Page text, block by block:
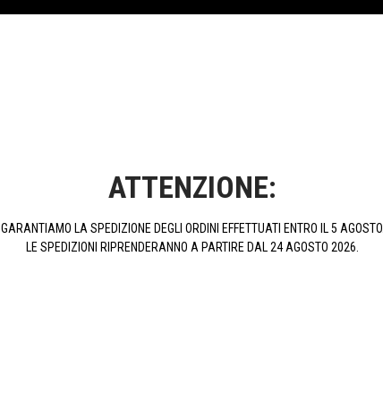
Guanti Benelli Con Palmo In
39,00 €
Guanti Benelli - Essential
34,00 €
ATTENZIONE:
GARANTIAMO LA SPEDIZIONE DEGLI ORDINI EFFETTUATI ENTRO IL 5 AGOSTO.
LE SPEDIZIONI RIPRENDERANNO A PARTIRE DAL 24 AGOSTO 2026.